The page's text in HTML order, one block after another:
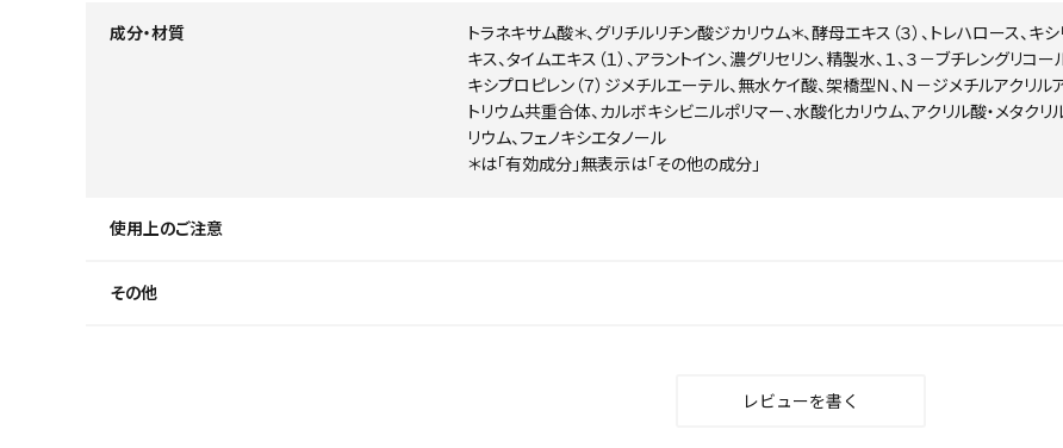
成分・材質
トラネキサム酸＊、グリチルリチン酸ジカリウム＊、酵母エキス（３）、トレハロース、キ
キス、タイムエキス（１）、アラントイン、濃グリセリン、精製水、１、３－ブチレングリコ
キシプロピレン（７）ジメチルエーテル、無水ケイ酸、架橋型Ｎ、Ｎ－ジメチルアクリ
トリウム共重合体、カルボキシビニルポリマー、水酸化カリウム、アクリル酸・メタク
リウム、フェノキシエタノール
＊は「有効成分」無表示は「その他の成分」
使用上のご注意
その他
レビューを書く